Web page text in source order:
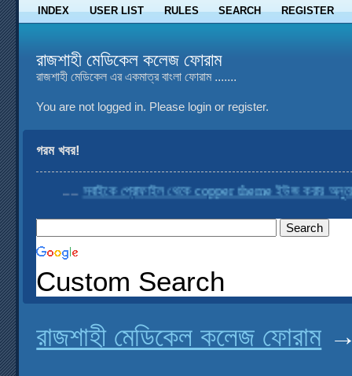
INDEX USER LIST RULES SEARCH REGISTER
রাজশাহী মেডিকেল কলেজ ফোরাম
রাজশাহী মেডিকেল এর একমাত্র বাংলা ফোরাম .......
You are not logged in. Please login or register.
গরম খবর!
সবাইকে প্রোফাইল থেকে copper theme ইউজ করার অনুরোধ
Custom Search
রাজশাহী মেডিকেল কলেজ ফোরাম